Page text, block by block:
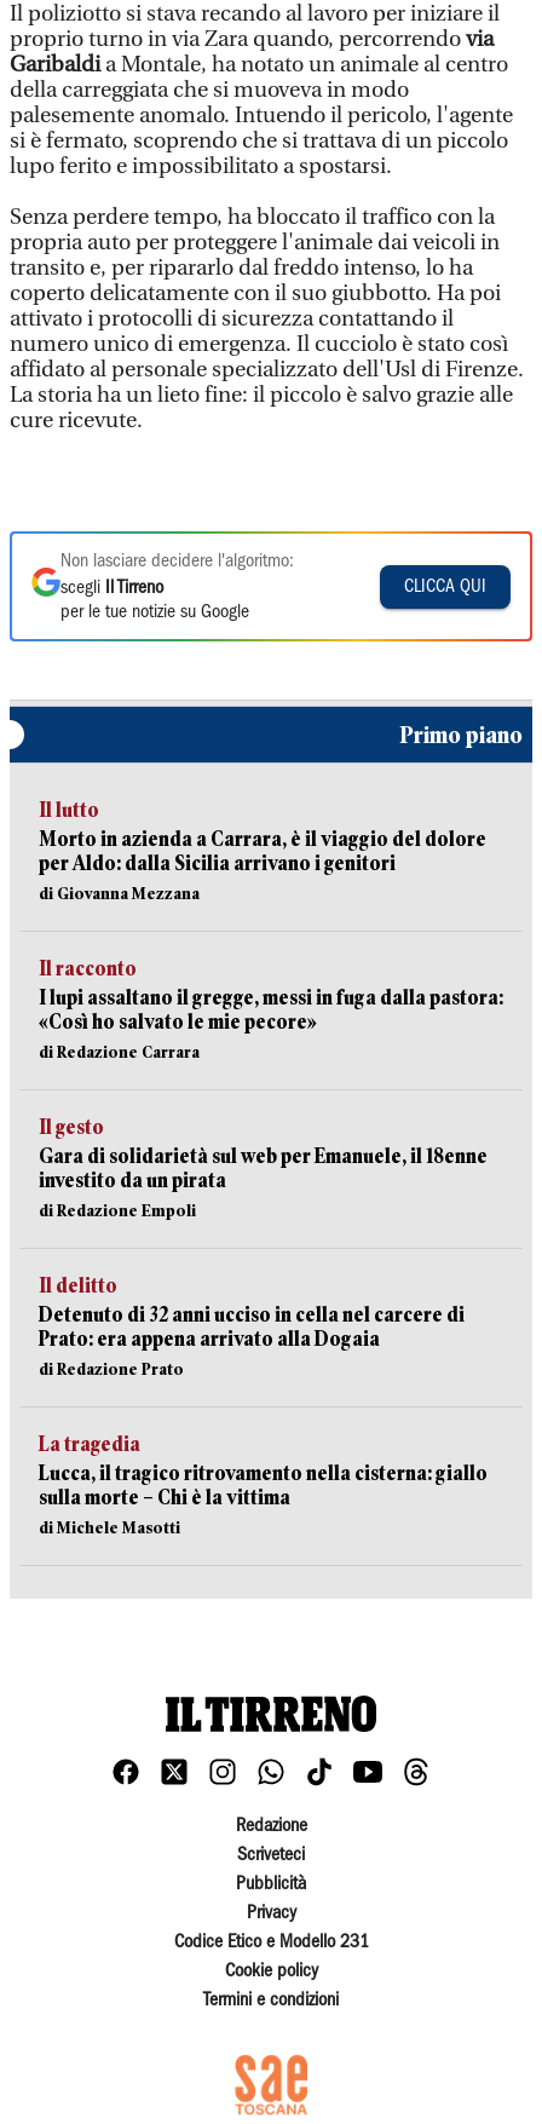
Il poliziotto si stava recando al lavoro per iniziare il
proprio turno in via Zara quando, percorrendovia
Garibaldia Montale, ha notato un animale al centro
della carreggiata che si muoveva in modo
palesemente anomalo. Intuendo il pericolo, l'agente
si è fermato, scoprendo che si trattava di un piccolo
lupo ferito e impossibilitato a spostarsi.
Senza perdere tempo, ha bloccato il traffico con la
propria auto per proteggere l'animale dai veicoli in
transito e, per ripararlo dal freddo intenso, lo ha
coperto delicatamente con il suo giubbotto. Ha poi
attivato i protocolli di sicurezza contattando il
numero unico di emergenza. Il cucciolo è stato così
affidato al personale specializzato dell'Usl di Firenze.
La storia ha un lieto fine: il piccolo è salvo grazie alle
cure ricevute.
Non lasciare decidere l'algoritmo:
scegli
Il Tirreno
per le tue notizie su Google
CLICCA QUI
Primo piano
Il lutto
Morto in azienda a Carrara, è il viaggio del dolore
per Aldo: dalla Sicilia arrivano i genitori
di Giovanna Mezzana
Il racconto
I lupi assaltano il gregge, messi in fuga dalla pastora:
«Così ho salvato le mie pecore»
di Redazione Carrara
Il gesto
Gara di solidarietà sul web per Emanuele, il 18enne
investito da un pirata
di Redazione Empoli
Il delitto
Detenuto di 32 anni ucciso in cella nel carcere di
Prato: era appena arrivato alla Dogaia
di Redazione Prato
La tragedia
Lucca, il tragico ritrovamento nella cisterna: giallo
sulla morte – Chi è la vittima
di Michele Masotti
Redazione
Scriveteci
Pubblicità
Privacy
Codice Etico e Modello 231
Cookie policy
Termini e condizioni